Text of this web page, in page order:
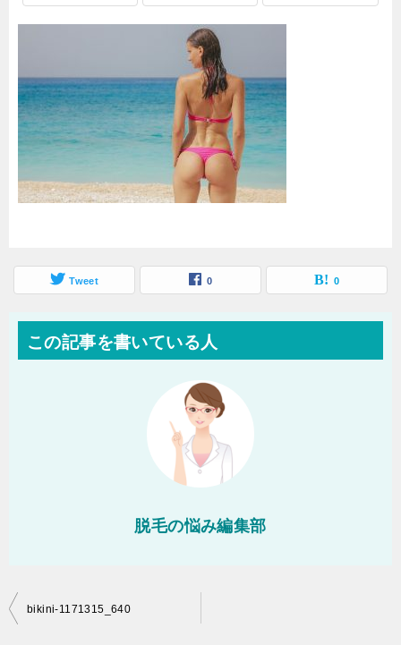
Tweet 0 0
この記事を書いている人
脱毛の悩み編集部
投
bikini-1171315_640